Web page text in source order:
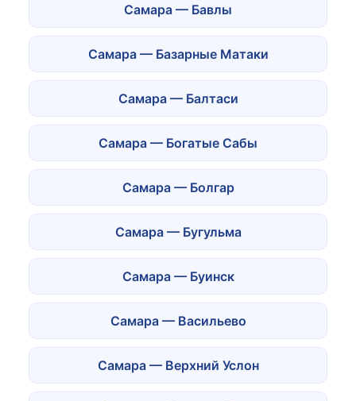
Самара — Бавлы
Самара — Базарные Матаки
Самара — Балтаси
Самара — Богатые Сабы
Самара — Болгар
Самара — Бугульма
Самара — Буинск
Самара — Васильево
Самара — Верхний Услон